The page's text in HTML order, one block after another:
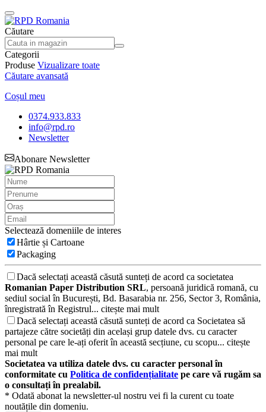
Căutare
Categorii
Produse Vizualizare toate
Căutare avansată
Coșul meu
0374.933.833
info@rpd.ro
Newsletter
Abonare Newsletter
Selectează domeniile de interes
Hârtie și Cartoane
Packaging
Dacă selectați această căsută sunteți de acord ca societatea
Romanian Paper Distribution SRL, persoană juridică romană, cu
sediul social în București, Bd. Basarabia nr. 256, Sector 3, România,
înregistrată în Registrul... citește mai mult
Dacă selectați această căsută sunteți de acord ca Societatea să
partajeze către societăți din același grup datele dvs. cu caracter
personal pe care le-ați oferit în această secțiune, cu scopu... citește
mai mult
Societatea va utiliza datele dvs. cu caracter personal în
conformitate cu Politica de confidențialitate pe care vă rugăm sa
o consultați în prealabil.
* Odată abonat la newsletter-ul nostru vei fi la curent cu toate
noutățile din domeniu.